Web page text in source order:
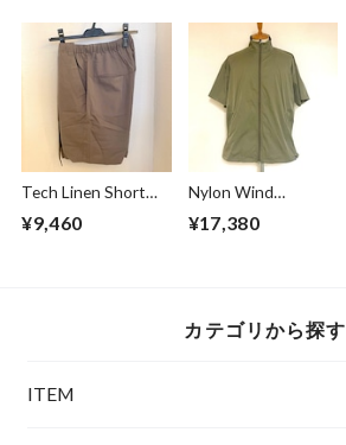
Tech Linen Short
Pants Gray
¥9,460
Nylon Wind
Breaker Light
Khaki
¥17,380
カテゴリから探す
ITEM